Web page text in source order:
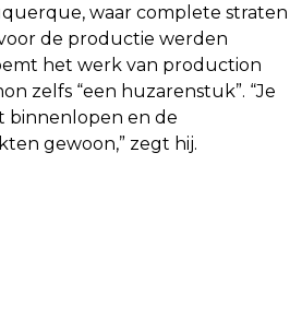
waar complete straten
de productie werden
het werk van production
zelfs “een huzarenstuk”. “Je
binnenlopen en de
gewoon,” zegt hij.